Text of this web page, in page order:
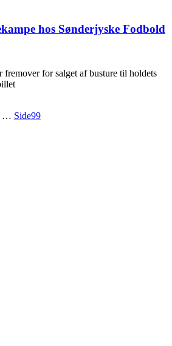
hos Sønderjyske Fodbold
fremover for salget af busture til holdets
… Side99